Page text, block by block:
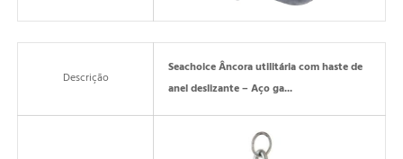
Descrição
Seachoice Âncora utilitária com haste de
anel deslizante – Aço ga...